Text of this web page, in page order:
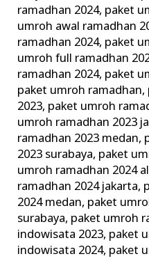
ramadhan 2024, paket
umroh awal ramadhan
ramadhan 2024, paket
umroh full ramadhan
ramadhan 2024, paket
paket umroh ramadhan,
2023, paket umroh
umroh ramadhan 2023
ramadhan 2023 medan,
2023 surabaya, paket
umroh ramadhan 2024
ramadhan 2024 jakarta,
2024 medan, paket
surabaya, paket umroh
indowisata 2023, paket
indowisata 2024, paket